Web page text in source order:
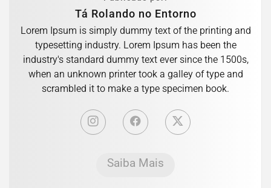
Tá Rolando no Entorno
Lorem Ipsum is simply dummy text of the printing and
typesetting industry. Lorem Ipsum has been the
industry's standard dummy text ever since the 1500s,
when an unknown printer took a galley of type and
scrambled it to make a type specimen book.
Saiba Mais